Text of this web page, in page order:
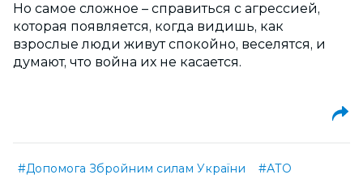
Но самое сложное – справиться с агрессией,
которая появляется, когда видишь, как
взрослые люди живут спокойно, веселятся, и
думают, что война их не касается.
#Допомога Збройним силам України #АТО